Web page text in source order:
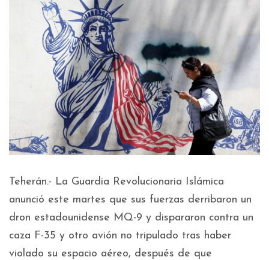
Teherán.- La Guardia Revolucionaria Islámica
anunció este martes que sus fuerzas derribaron un
dron estadounidense MQ-9 y dispararon contra un
caza F-35 y otro avión no tripulado tras haber
violado su espacio aéreo, después de que